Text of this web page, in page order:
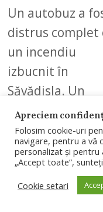
Un autobuz a
distrus complet
un incendiu
izbucnit în
Săvădisla. Un
bărbat și o
au reușit să se
autoevacueze…
Apreciem
Folosim cookie-uri
navigare, pentru a vă
personalizat și pentru
„Accept toate”,
Cookie setari